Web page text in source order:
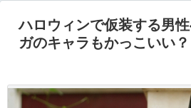
ハロウィンで仮装する男
ガのキャラもかっこいい